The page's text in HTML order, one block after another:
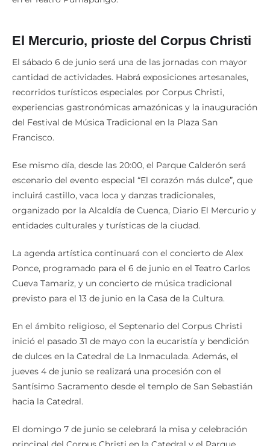
El Mercurio, prioste del Corpus Christi
El sábado 6 de junio será una de las jornadas con mayor
cantidad de actividades. Habrá exposiciones artesanales,
recorridos turísticos especiales por Corpus Christi,
experiencias gastronómicas amazónicas y la inauguración
del Festival de Música Tradicional en la Plaza San
Francisco.
Ese mismo día, desde las 20:00, el Parque Calderón será
escenario del evento especial “El corazón más dulce”, que
incluirá castillo, vaca loca y danzas tradicionales,
organizado por la Alcaldía de Cuenca, Diario El Mercurio y
entidades culturales y turísticas de la ciudad.
La agenda artística continuará con el concierto de Alex
Ponce, programado para el 6 de junio en el Teatro Carlos
Cueva Tamariz, y un concierto de música tradicional
previsto para el 13 de junio en la Casa de la Cultura.
En el ámbito religioso, el Septenario del Corpus Christi
inició el pasado 31 de mayo con la eucaristía y bendición
de dulces en la Catedral de La Inmaculada. Además, el
jueves 4 de junio se realizará una procesión con el
Santísimo Sacramento desde el templo de San Sebastián
hacia la Catedral.
El domingo 7 de junio se celebrará la misa y celebración